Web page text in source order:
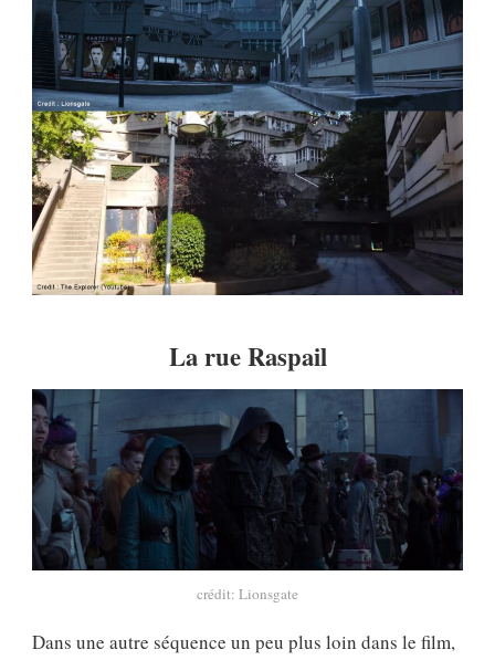
La rue Raspail
crédit: Lionsgate
Dans une autre séquence un peu plus loin dans le film,